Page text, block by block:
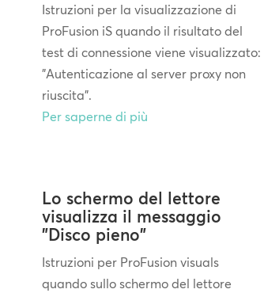
Istruzioni per la visualizzazione di
ProFusion iS quando il risultato del
test di connessione viene visualizzato:
"Autenticazione al server proxy non
riuscita".
Per saperne di più
Lo schermo del lettore
visualizza il messaggio
"Disco pieno"
Istruzioni per ProFusion visuals
quando sullo schermo del lettore